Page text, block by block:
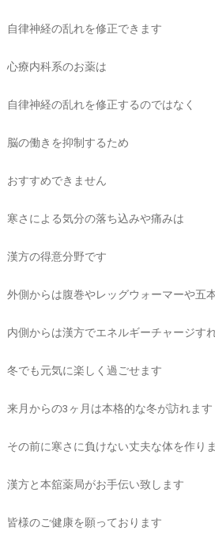
自律神経の乱れを修正できます
心療内科系のお薬は
自律神経の乱れを修正するのではなく
脳の働きを抑制するため
おすすめできません
寒さによる気分の落ち込みや痛みは
漢方の得意分野です
外側からは腹巻やレッグウォーマーや五
内側からは漢方でエネルギーチャージす
冬でも元気に楽しく過ごせます
来月からの3ヶ月は本格的な冬が訪れます
その前に寒さに負けない丈夫な体を作り
漢方と本舘薬局がお手伝い致します
皆様のご健康を願っております